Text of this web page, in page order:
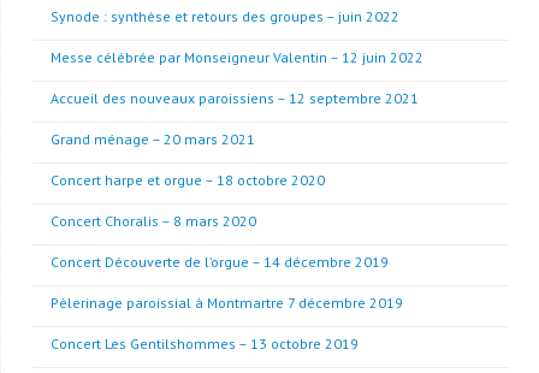
Synode : synthèse et retours des groupes – juin 2022
Messe célébrée par Monseigneur Valentin – 12 juin 2022
Accueil des nouveaux paroissiens – 12 septembre 2021
Grand ménage – 20 mars 2021
Concert harpe et orgue – 18 octobre 2020
Concert Choralis – 8 mars 2020
Concert Découverte de l’orgue – 14 décembre 2019
Pèlerinage paroissial à Montmartre 7 décembre 2019
Concert Les Gentilshommes – 13 octobre 2019